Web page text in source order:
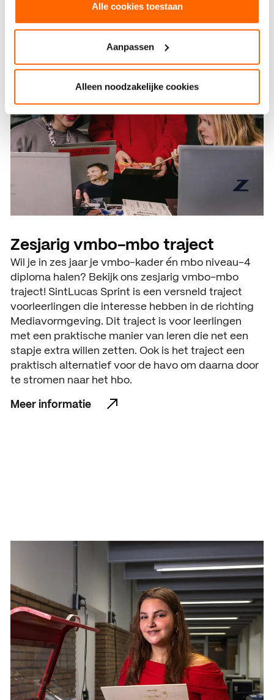
Alle cookies toestaan
Aanpassen
Alleen noodzakelijke cookies
Zesjarig vmbo-mbo traject
Wil je in zes jaar je vmbo-kader én mbo niveau-4
diploma halen? Bekijk ons zesjarig vmbo-mbo
traject! SintLucas Sprint is een versneld traject
voorleerlingen die interesse hebben in de richting
Mediavormgeving. Dit traject is voor leerlingen
met een praktische manier van leren die net een
stapje extra willen zetten. Ook is het traject een
praktisch alternatief voor de havo om daarna door
te stromen naar het hbo.
Meer informatie